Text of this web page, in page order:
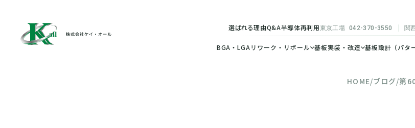
選ばれる理由Q&A半導体再利用東京工場 042-370-3550 関
BGA・LGAリワーク・リボール 基板実装・改造 基板設計（パタ
HOME ブログ 第